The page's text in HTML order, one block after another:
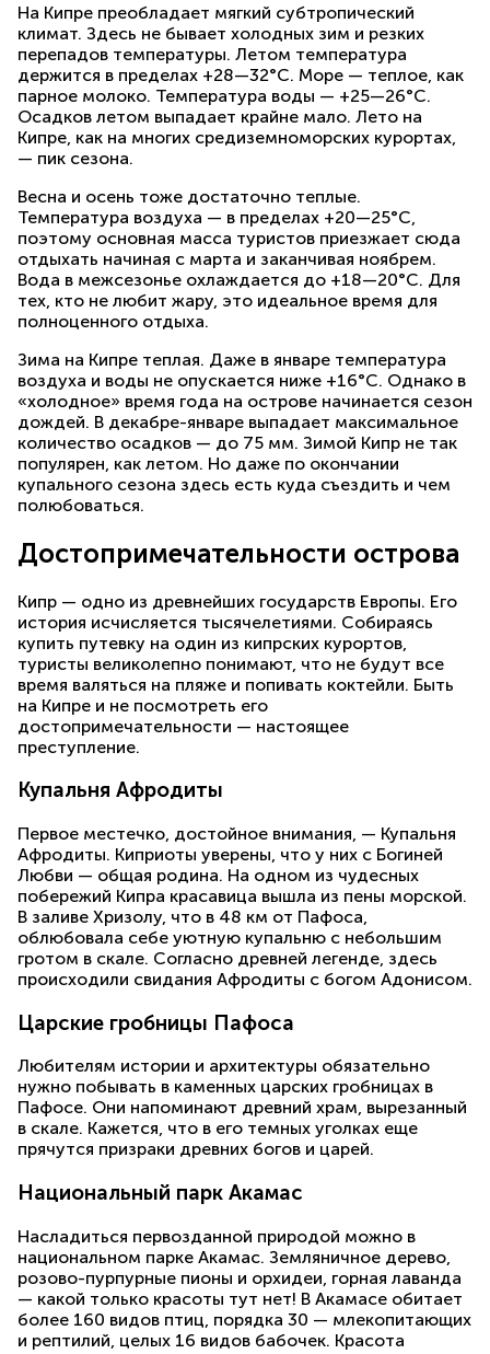
На Кипре преобладает мягкий субтропический
климат. Здесь не бывает холодных зим и резких
перепадов температуры. Летом температура
держится в пределах +28—32°C. Море — теплое, как
парное молоко. Температура воды — +25—26°C.
Осадков летом выпадает крайне мало. Лето на
Кипре, как на многих средиземноморских курортах,
— пик сезона.
Весна и осень тоже достаточно теплые.
Температура воздуха — в пределах +20—25°C,
поэтому основная масса туристов приезжает сюда
отдыхать начиная с марта и заканчивая ноябрем.
Вода в межсезонье охлаждается до +18—20°C. Для
тех, кто не любит жару, это идеальное время для
полноценного отдыха.
Зима на Кипре теплая. Даже в январе температура
воздуха и воды не опускается ниже +16°C. Однако в
«холодное» время года на острове начинается сезон
дождей. В декабре-январе выпадает максимальное
количество осадков — до 75 мм. Зимой Кипр не так
популярен, как летом. Но даже по окончании
купального сезона здесь есть куда съездить и чем
полюбоваться.
Достопримечательности острова
Кипр — одно из древнейших государств Европы. Его
история исчисляется тысячелетиями. Собираясь
купить путевку на один из кипрских курортов,
туристы великолепно понимают, что не будут все
время валяться на пляже и попивать коктейли. Быть
на Кипре и не посмотреть его
достопримечательности — настоящее
преступление.
Купальня Афродиты
Первое местечко, достойное внимания, — Купальня
Афродиты. Киприоты уверены, что у них с Богиней
Любви — общая родина. На одном из чудесных
побережий Кипра красавица вышла из пены морской.
В заливе Хризолу, что в 48 км от Пафоса,
облюбовала себе уютную купальню с небольшим
гротом в скале. Согласно древней легенде, здесь
происходили свидания Афродиты с богом Адонисом.
Царские гробницы Пафоса
Любителям истории и архитектуры обязательно
нужно побывать в каменных царских гробницах в
Пафосе. Они напоминают древний храм, вырезанный
в скале. Кажется, что в его темных уголках еще
прячутся призраки древних богов и царей.
Национальный парк Акамас
Насладиться первозданной природой можно в
национальном парке Акамас. Земляничное дерево,
розово-пурпурные пионы и орхидеи, горная лаванда
— какой только красоты тут нет! В Акамасе обитает
более 160 видов птиц, порядка 30 — млекопитающих
и рептилий, целых 16 видов бабочек. Красота